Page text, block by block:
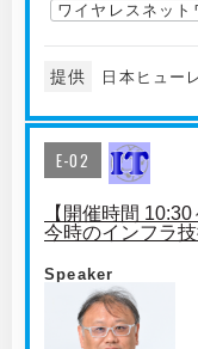
ワイヤレスネット
提供 日本ヒュー
E-02
【開催時間 10:30
今時のインフラ
Speaker